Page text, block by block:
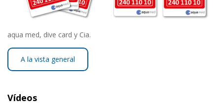
aqua med, dive card y Cia.
A la vista general
Vídeos